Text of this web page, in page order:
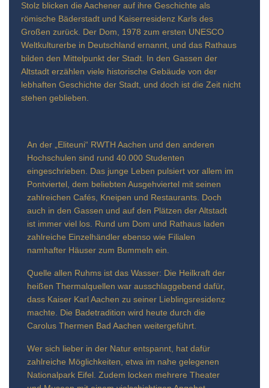
Stolz blicken die Aachener auf ihre Geschichte als
römische Bäderstadt und Kaiserresidenz Karls des
Großen zurück. Der Dom, 1978 zum ersten UNESCO
Weltkulturerbe in Deutschland ernannt, und das Rathaus
bilden den Mittelpunkt der Stadt. In den Gassen der
Altstadt erzählen viele historische Gebäude von der
lebhaften Geschichte der Stadt, und doch ist die Zeit nicht
stehen geblieben.
An der „Eliteuni“ RWTH Aachen und den anderen
Hochschulen sind rund 40.000 Studenten
eingeschrieben. Das junge Leben pulsiert vor allem im
Pontviertel, dem beliebten Ausgehviertel mit seinen
zahlreichen Cafés, Kneipen und Restaurants. Doch
auch in den Gassen und auf den Plätzen der Altstadt
ist immer viel los. Rund um Dom und Rathaus laden
zahlreiche Einzelhändler ebenso wie Filialen
namhafter Häuser zum Bummeln ein.
Quelle allen Ruhms ist das Wasser: Die Heilkraft der
heißen Thermalquellen war ausschlaggebend dafür,
dass Kaiser Karl Aachen zu seiner Lieblingsresidenz
machte. Die Badetradition wird heute durch die
Carolus Thermen Bad Aachen weitergeführt.
Wer sich lieber in der Natur entspannt, hat dafür
zahlreiche Möglichkeiten, etwa im nahe gelegenen
Nationalpark Eifel. Zudem locken mehrere Theater